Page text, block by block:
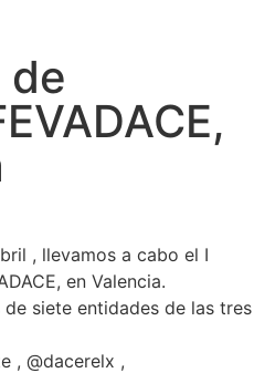
de
, llevamos a cabo el I
en Valencia.
siete entidades de las tres
, @dacerelx ,